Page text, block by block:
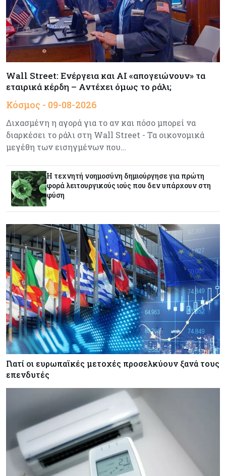
Κύπρο
Τουρισμός 09-08-2026
Στη σκανδιναβική αγορά ποντάρει η Κύπρος για
Ενέργεια: Στερεύουν τα αποθέματα της
Ευρώπης - Τι θα γίνει τον χειμώνα
Ενέργεια
Η χώρα με τα περισσότερα φωτοβολταϊκά στις
στέγες διευρύνει την επιδότησή τους
επίκεντρο η επίμονη ακρίβεια
Κόσμος 08-08-2026
Ορμούζ: Πάνω από $510.000 την ημέρα για ένα
VLCC – Η αγορά πληρώνει πλέον τον κίνδυνο
και όχι τα μίλια
Κόσμος 08-08-2026
Αγορές ακινήτων: Οι 10 πιο ακριβές ευρωπαϊκές
πόλεις για αγορά σπιτιού (πίνακας)
Κόσμος
Οι πυρκαγιές κατακαίνε την Ευρώπη, αλλά οι
ζημιές δεν είναι ασφαλισμένες
Κόσμος
Γιατί οι κεντρικές τράπεζες αφήνουν τις αγορές
να «παίξουν μπάλα»
Wall Street: Ενέργεια και AI «απογειώνουν» τα
εταιρικά κέρδη – Αντέχει όμως το ράλι;
Κόσμος - 09-08-2026
Διχασμένη η αγορά για το αν και πόσο μπορεί να
διαρκέσει το ράλι στη Wall Street - Τα οικονομικά
μεγέθη των εισηγμένων που…
Η τεχνητή νοημοσύνη δημιούργησε για πρώτη
φορά λειτουργικούς ιούς που δεν υπάρχουν στη
φύση
Γιατί οι ευρωπαϊκές μετοχές προσελκύουν ξανά τους
επενδυτές